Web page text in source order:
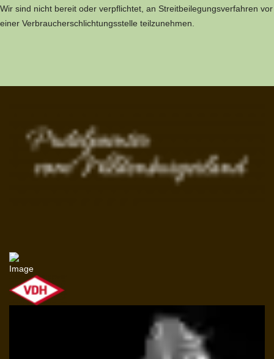
Wir sind nicht bereit oder verpflichtet, an Streitbeilegungsverfahren vor
einer Verbraucherschlichtungsstelle teilzunehmen.